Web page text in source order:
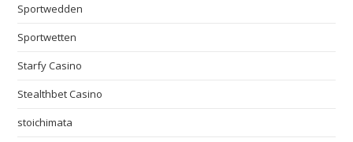
Sportwedden
Sportwetten
Starfy Casino
Stealthbet Casino
stoichimata